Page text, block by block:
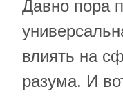
Давно пора
влиять на
разума. И